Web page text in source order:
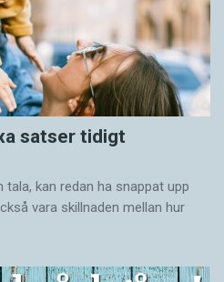
satser tidigt
kan redan ha snappat upp
vara skillnaden mellan hur